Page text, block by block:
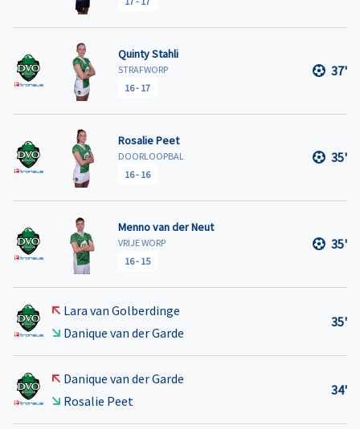
Quinty Stahli
STRAFWORP
16- 17
37'
Rosalie Peet
DOORLOOPBAL
16- 16
35'
Menno van der Neut
VRIJE WORP
16- 15
35'
Lara van Golberdinge
Danique van der Garde
35'
Danique van der Garde
Rosalie Peet
34'